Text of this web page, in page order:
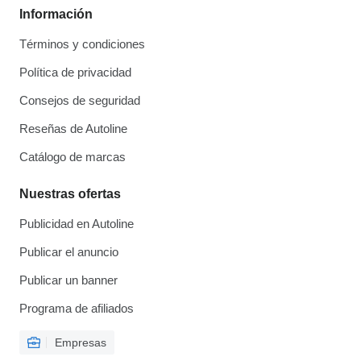
Información
Términos y condiciones
Política de privacidad
Consejos de seguridad
Reseñas de Autoline
Catálogo de marcas
Nuestras ofertas
Publicidad en Autoline
Publicar el anuncio
Publicar un banner
Programa de afiliados
Empresas